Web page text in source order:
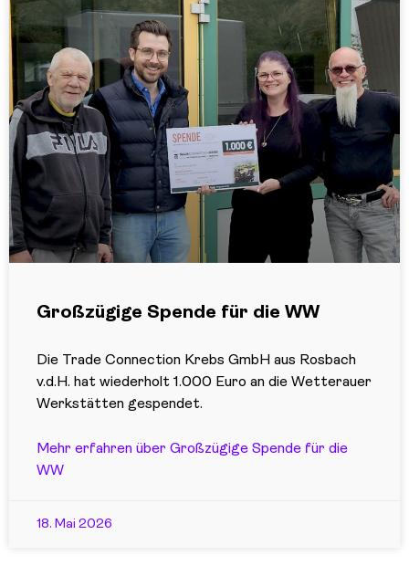
Großzügige Spende für die WW
Die Trade Connection Krebs GmbH aus Rosbach
v.d.H. hat wiederholt 1.000 Euro an die Wetterauer
Werkstätten gespendet.
Mehr erfahren über Großzügige Spende für die
WW
18. Mai 2026